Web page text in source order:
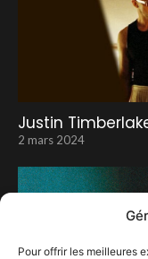
Pour offrir les meilleures
Justin
2 mars 2024